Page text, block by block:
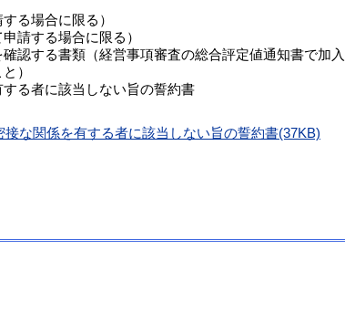
る場合に限る）
請する場合に限る）
認する書類（経営事項審査の総合評定値通知書で加入
）
る者に該当しない旨の誓約書
な関係を有する者に該当しない旨の誓約書(37KB)